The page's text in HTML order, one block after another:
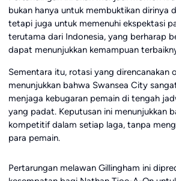
bukan hanya untuk membuktikan dirinya
tetapi juga untuk memenuhi ekspektasi
terutama dari Indonesia, yang berharap
dapat menunjukkan kemampuan
Sementara itu, rotasi yang direncanakan
menunjukkan bahwa Swansea City
menjaga kebugaran pemain di tengah
yang padat. Keputusan ini menunjukkan
kompetitif dalam setiap laga, tanpa
para pemain.
Pertarungan melawan Gillingham ini